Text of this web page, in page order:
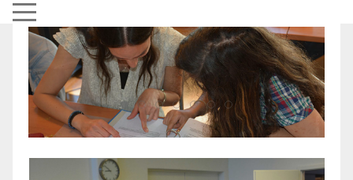
Mobile Menu Toggle